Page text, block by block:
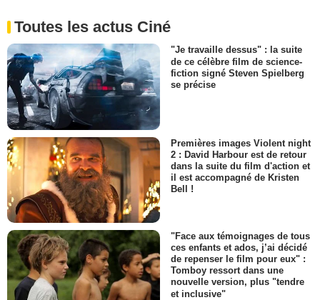
Toutes les actus Ciné
"Je travaille dessus" : la suite
de ce célèbre film de science-
fiction signé Steven Spielberg
se précise
Premières images Violent night
2 : David Harbour est de retour
dans la suite du film d'action et
il est accompagné de Kristen
Bell !
"Face aux témoignages de tous
ces enfants et ados, j’ai décidé
de repenser le film pour eux" :
Tomboy ressort dans une
nouvelle version, plus "tendre
et inclusive"